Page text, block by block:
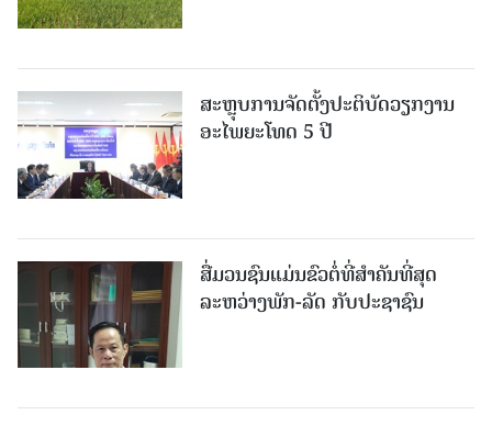
ສະຫຼຸບການຈັດຕັ້ງປະຕິບັດວຽກງານ
ອະໄພຍະໂທດ 5 ປີ
ສື່ມວນຊົນແມ່ນຂົວຕໍ່ທີ່ສໍາຄັນທີ່ສຸດ
ລະຫວ່າງພັກ-ລັດ ກັບປະຊາຊົນ